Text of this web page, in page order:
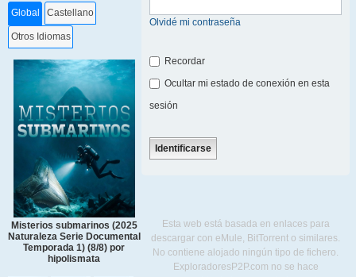
Global Castellano
Otros Idiomas
Misterios submarinos (2025
Naturaleza Serie Documental
Temporada 1) (8/8) por
hipolismata
Olvidé mi contraseña
Recordar
Ocultar mi estado de conexión en esta
sesión
Esta web está basada en enlaces para
descargar con eMule, BitTorrent o similares.
No contiene alojado ningún tipo de fichero.
ExploradoresP2P.com no se hace